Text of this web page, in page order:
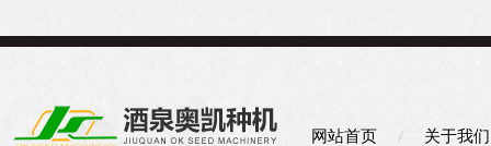
网站首页 关于我们